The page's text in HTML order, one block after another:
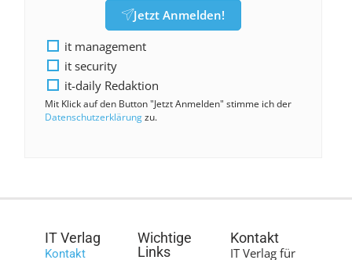
Jetzt Anmelden!
it management
it security
it-daily Redaktion
Mit Klick auf den Button "Jetzt Anmelden" stimme ich der
Datenschutzerklärungzu.
IT Verlag
Kontakt
Wichtige
Links
Kontakt
IT Verlag für